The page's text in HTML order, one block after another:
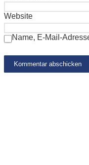
Website
Name, E-Mail-